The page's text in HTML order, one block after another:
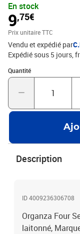
recyclés. Pour toutes
anniversaire, un
même pour Pâques –
emballages cadeaux
En stock
9,75€
Prix unitaire TTC
Vendu et expédié par
Expédié sous 5 jours,
Quantité
Quantité : 1
Description
ID 4009236306708
Organza Four
laitonné,